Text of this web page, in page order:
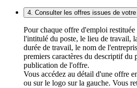
4. Consulter les offres issues de
Pour chaque offre d'emploi
l'intitulé du poste, le lieu de travail,
durée de travail, le nom de
premiers caractères du descriptif du
publication de l'offre.
Vous accédez au détail d'une offre
ou sur le logo sur la gauche. Vous